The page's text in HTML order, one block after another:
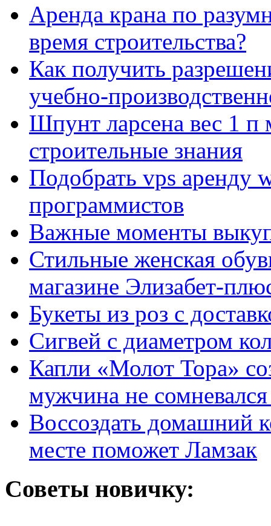
Аренда крана по
время строительства?
Как получить
учебно-
Шпунт ларсена вес 1 п
строительные знания
Подобрать vps аренду
программистов
Важные моменты
Стильные женская
магазине Элизабет-
Букеты из роз с
Сигвей с диаметром
Капли «Молот Тора»
мужчина не
Воссоздать домашний
месте поможет Ламзак
Советы новичку: